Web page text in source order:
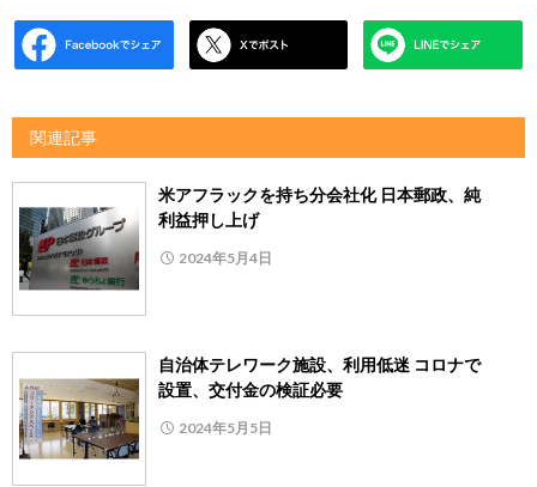
関連記事
米アフラックを持ち分会社化 日本郵政、純
利益押し上げ
2024年5月4日
自治体テレワーク施設、利用低迷 コロナで
設置、交付金の検証必要
2024年5月5日